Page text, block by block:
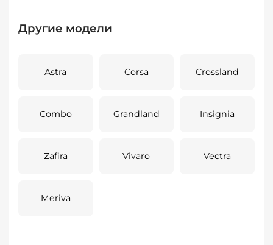
Другие модели
Astra Corsa Crossland
Combo Grandland Insignia
Zafira Vivaro Vectra
Meriva